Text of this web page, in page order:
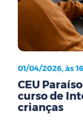
01/04/2026, às
CEU
curso de
crianças